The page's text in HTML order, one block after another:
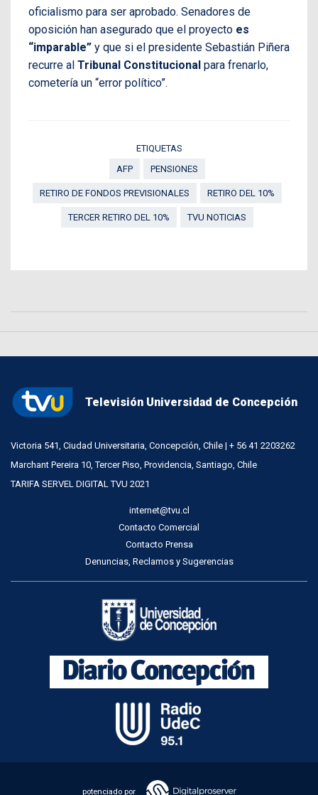
oficialismo para ser aprobado. Senadores de
oposición han asegurado que el proyecto es
“imparable” y que si el presidente Sebastián Piñera
recurre al Tribunal Constitucional para frenarlo,
cometería un “error político”.
ETIQUETAS
AFP
PENSIONES
RETIRO DE FONDOS PREVISIONALES RETIRO DEL 10%
TERCER RETIRO DEL 10% TVU NOTICIAS
Televisión Universidad de Concepción
Victoria 541, Ciudad Universitaria, Concepción, Chile | + 56 41 2203262
Marchant Pereira 10, Tercer Piso, Providencia, Santiago, Chile
TARIFA SERVEL DIGITAL TVU 2021
internet@tvu.cl
Contacto Comercial
Contacto Prensa
Denuncias, Reclamos y Sugerencias
potenciado por